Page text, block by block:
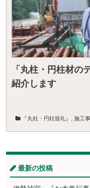
「丸柱・円柱材の
紹介します
『丸柱・円柱巡礼』 施工
最新の投稿